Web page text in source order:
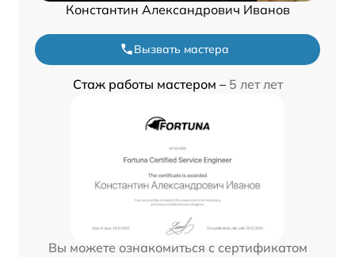
Константин Александрович Иванов
Вызвать мастера
Стаж работы мастером – 5 лет лет
Вы можете ознакомиться с сертификатом